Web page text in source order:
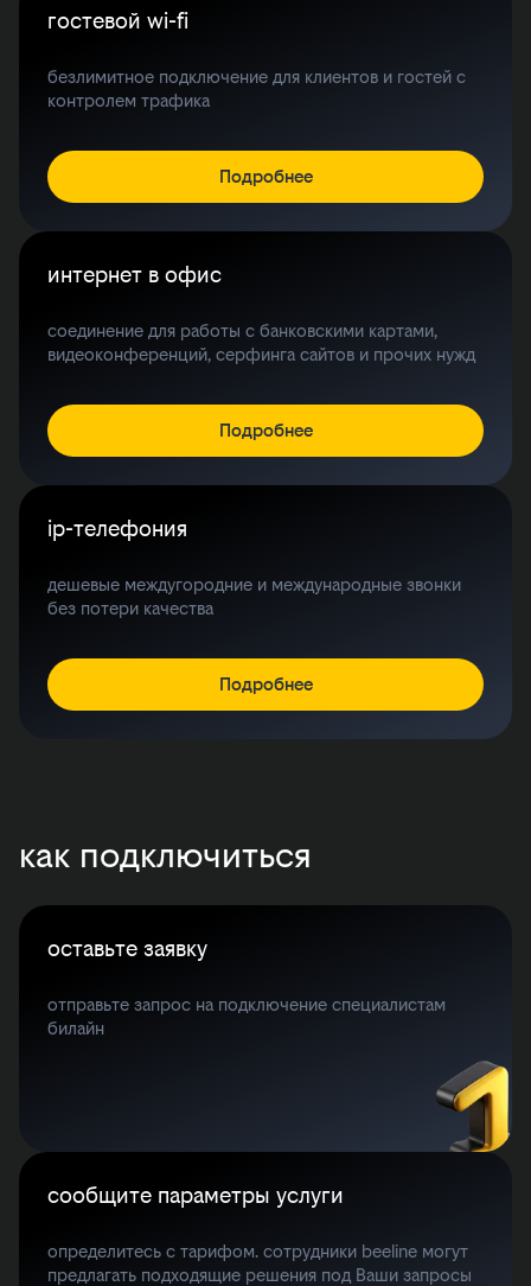
гостевой wi-fi
безлимитное подключение для клиентов и гостей с
контролем трафика
Подробнее
интернет в офис
соединение для работы с банковскими картами,
видеоконференций, серфинга сайтов и прочих нужд
Подробнее
ip-телефония
дешевые междугородние и международные звонки
без потери качества
Подробнее
как подключиться
оставьте заявку
отправьте запрос на подключение специалистам
билайн
сообщите параметры услуги
определитесь с тарифом. сотрудники beeline могут
предлагать подходящие решения под Ваши запросы